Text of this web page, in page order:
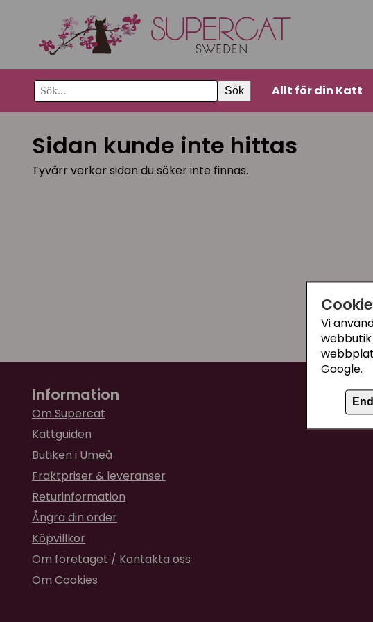
Vi
Google.
Sök Allt för din Katt
Sidan kunde inte hittas
Tyvärr verkar sidan du söker inte finnas.
Information
Om Supercat
Kattguiden
Butiken i Umeå
Fraktpriser & leveranser
Returinformation
Ångra din order
Köpvillkor
Om företaget / Kontakta oss
Om Cookies